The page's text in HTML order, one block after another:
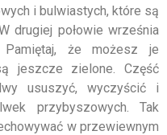
i bulwiastych, które są
drugiej połowie września
że możesz je
jeszcze zielone. Część
ususzyć, wyczyścić i
przybyszowych. Tak
w przewiewnym